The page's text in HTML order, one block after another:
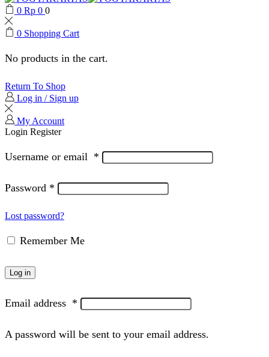
0 Rp 0 0
0 Shopping Cart
No products in the cart.
Return To Shop
Log in / Sign up
My Account
Login Register
Username or email *
Password *
Lost password?
Remember Me
Log in
Email address *
A password will be sent to your email address.